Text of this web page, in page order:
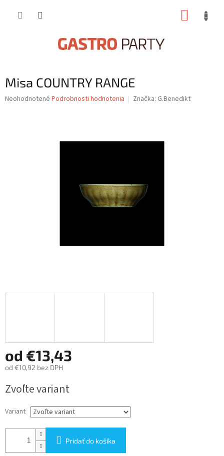
Misa COUNTRY RANGE
Priemerné
Neohodnotené Podrobnosti hodnotenia Značka: G.Benedikt
od €13,43
od €10,92 bez DPH
cena:
Zvoľte variant
Variant
Pridať do košíka